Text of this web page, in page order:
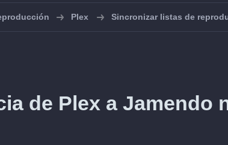
Plex Sincronizar listas de
de Plex a Jamendo